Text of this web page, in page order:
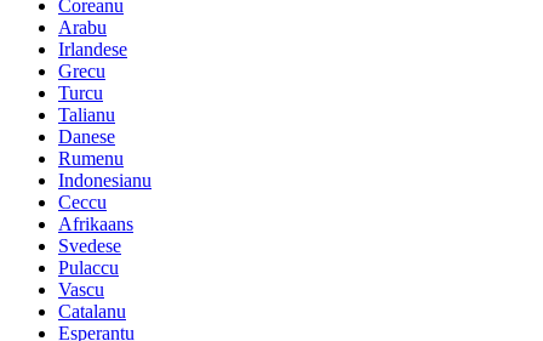
Coreanu
Arabu
Irlandese
Grecu
Turcu
Talianu
Danese
Rumenu
Indonesianu
Ceccu
Afrikaans
Svedese
Pulaccu
Vascu
Catalanu
Esperantu